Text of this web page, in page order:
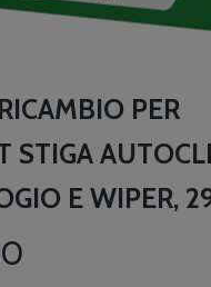
PER
STIGA
E WIPER,